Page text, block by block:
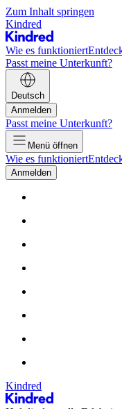
Zum Inhalt springen
Kindred
Wie es funktioniert
Passt meine Unterkunft?
Deutsch
Anmelden
Passt meine Unterkunft?
Menü öffnen
Wie es funktioniert
Anmelden
Kindred